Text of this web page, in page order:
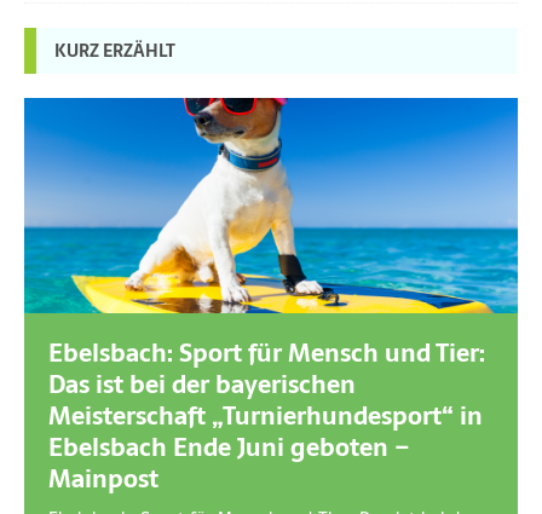
KURZ ERZÄHLT
Ebelsbach: Sport für Mensch und Tier:
Das ist bei der bayerischen
Meisterschaft „Turnierhundesport“ in
Ebelsbach Ende Juni geboten –
Mainpost